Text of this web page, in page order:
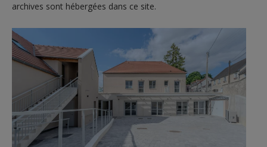
archives sont hébergées dans ce site.